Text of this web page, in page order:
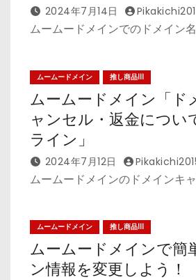
2024年7月14日
ムームードメインでのドメイン
ムームードメイン 推し商品III
ムームードメイン「ド
ャンセル・返金につい
ライン」
2024年7月12日
ムームードメインのドメインキ
ムームードメイン 推し商品III
ムームードメインで簡
ン情報を変更しよう！